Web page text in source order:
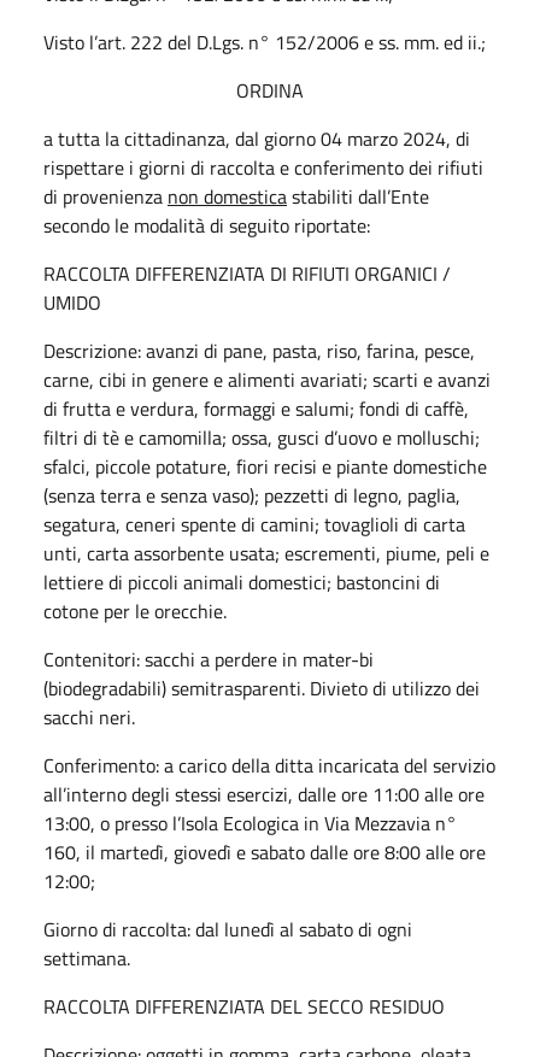
Visto l’art. 222 del D.Lgs. n° 152/2006 e ss. mm. ed ii.;
ORDINA
a tutta la cittadinanza, dal giorno 04 marzo 2024, di
rispettare i giorni di raccolta e conferimento dei rifiuti
di provenienza non domesticastabiliti dall’Ente
secondo le modalità di seguito riportate:
RACCOLTA DIFFERENZIATA DI RIFIUTI ORGANICI /
UMIDO
Descrizione: avanzi di pane, pasta, riso, farina, pesce,
carne, cibi in genere e alimenti avariati; scarti e avanzi
di frutta e verdura, formaggi e salumi; fondi di caffè,
filtri di tè e camomilla; ossa, gusci d’uovo e molluschi;
sfalci, piccole potature, fiori recisi e piante domestiche
(senza terra e senza vaso); pezzetti di legno, paglia,
segatura, ceneri spente di camini; tovaglioli di carta
unti, carta assorbente usata; escrementi, piume, peli e
lettiere di piccoli animali domestici; bastoncini di
cotone per le orecchie.
Contenitori: sacchi a perdere in mater-bi
(biodegradabili) semitrasparenti. Divieto di utilizzo dei
sacchi neri.
Conferimento: a carico della ditta incaricata del servizio
all’interno degli stessi esercizi, dalle ore 11:00 alle ore
13:00, o presso l’Isola Ecologica in Via Mezzavia n°
160, il martedì, giovedì e sabato dalle ore 8:00 alle ore
12:00;
Giorno di raccolta: dal lunedì al sabato di ogni
settimana.
RACCOLTA DIFFERENZIATA DEL SECCO RESIDUO